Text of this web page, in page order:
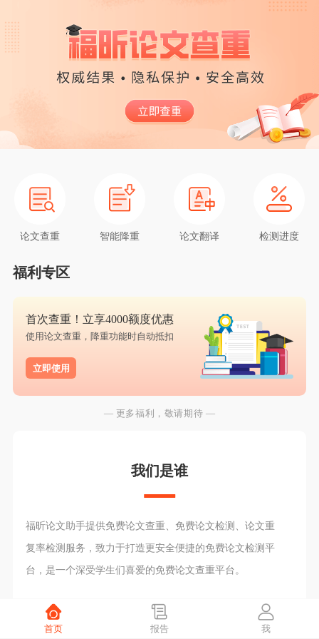
论文查重 智能降重 论文翻译 检测进度
福利专区
首次查重！立享4000额度优惠
使用论文查重，降重功能时自动抵扣
立即使用
— 更多福利，敬请期待 —
我们是谁
福昕论文助手提供免费论文查重、免费论文检测、论文重
复率检测服务，致力于打造更安全便捷的免费论文检测平
台，是一个深受学生们喜爱的免费论文查重平台。
首页 报告 我